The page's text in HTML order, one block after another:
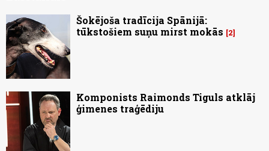
Šokējoša tradīcija Spānijā:
tūkstošiem suņu mirst mokās
2
Komponists Raimonds Tiguls atklāj
ģimenes traģēdiju